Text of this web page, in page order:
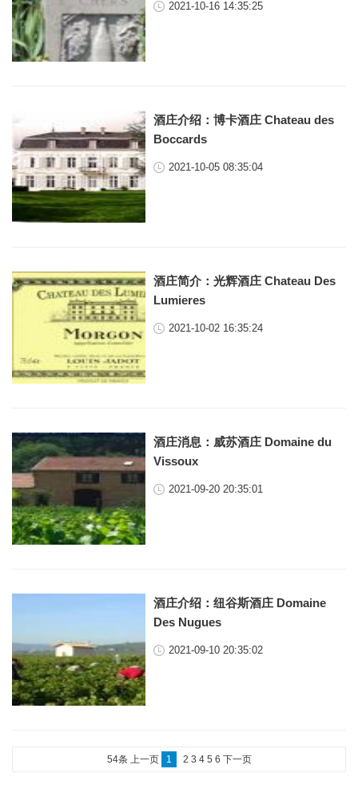
2021-10-16 14:35:25
酒庄介绍：博卡酒庄 Chateau des
Boccards
2021-10-05 08:35:04
酒庄简介：光辉酒庄 Chateau Des
Lumieres
2021-10-02 16:35:24
酒庄消息：威苏酒庄 Domaine du
Vissoux
2021-09-20 20:35:01
酒庄介绍：纽谷斯酒庄 Domaine
Des Nugues
2021-09-10 20:35:02
54条 上一页 1 2 3 4 5 6 下一页